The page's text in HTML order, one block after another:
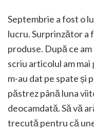
Septembrie a fost o
lucru. Surprinzător a
produse. După ce
scriu articolul am
m-au dat pe spate și
păstrez până luna
deocamdată. Să vă
trecută pentru că